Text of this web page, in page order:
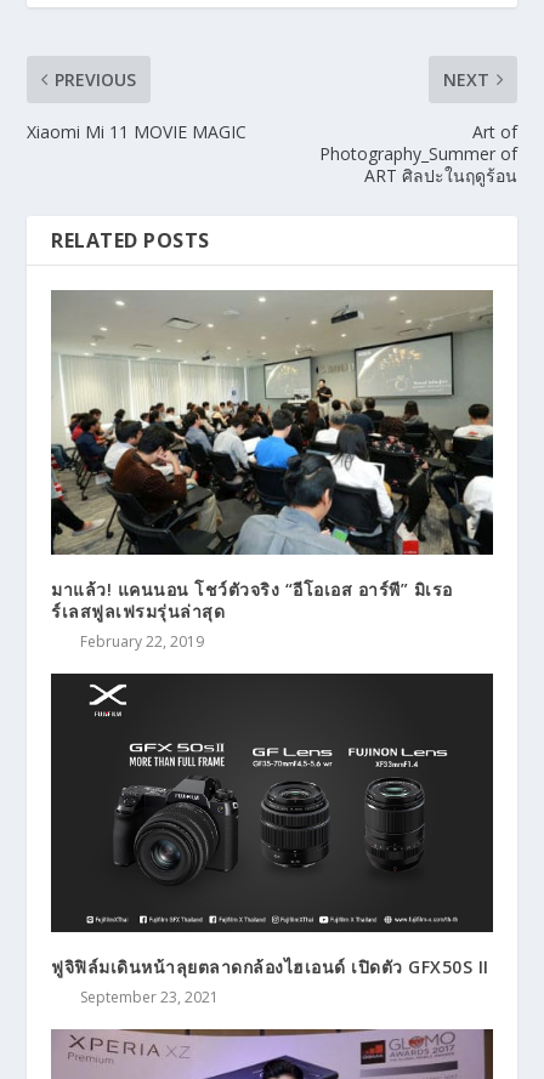
PREVIOUS
Xiaomi Mi 11 MOVIE MAGIC
NEXT
Art of
Photography_Summer of
ART ศิลปะในฤดูร้อน
RELATED POSTS
มาแล้ว! แคนนอน โชว์ตัวจริง “อีโอเอส อาร์พี” มิเรอ
ร์เลสฟูลเฟรมรุ่นล่าสุด
February 22, 2019
ฟูจิฟิล์มเดินหน้าลุยตลาดกล้องไฮเอนด์ เปิดตัว GFX50S II
September 23, 2021